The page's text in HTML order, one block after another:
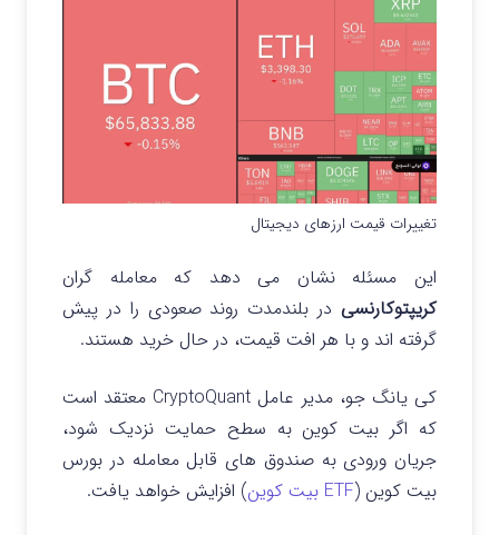
تغییرات قیمت ارزهای دیجیتال
این مسئله نشان می‌ دهد که معامله‌ گران
کریپتوکارنسی در بلندمدت روند صعودی را در پیش
گرفته اند و با هر افت قیمت، در حال خرید هستند.
کی یانگ جو، مدیر عامل CryptoQuant معتقد است
که اگر بیت کوین به سطح حمایت نزدیک شود،
جریان ورودی به صندوق های قابل معامله در بورس
بیت کوین (ETF بیت کوین ) افزایش خواهد یافت.